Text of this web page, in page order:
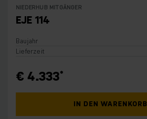
NIEDERHUB MITGÄNGER
EJE 114
Baujahr
Lieferzeit
€ 4.333
IN DEN WARENKORB